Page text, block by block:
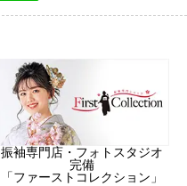
振袖専門店・フォトスタジオ
完備
「ファーストコレクション」